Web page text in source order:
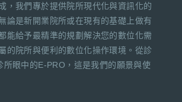
，我們專於提供院所現代化與資訊化的
論是新開業院所或在現有的基礎上做有
能給予最精準的規劃解決您的數位化需
的院所與便利的數位化操作環境。從診
所眼中的E-PRO，這是我們的願景與使